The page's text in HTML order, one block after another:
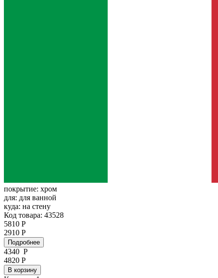
покрытие: хром
для: для ванной
куда: на стену
Код товара: 43528
5810 Р
2910 Р
Подробнее
4340 Р
4820 Р
В корзину